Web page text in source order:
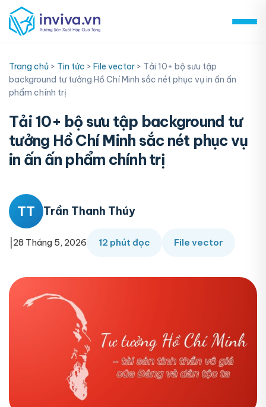
Skip
to
content
Trang chủ > Tin tức > File vector > Tải 10+ bộ sưu tập
background tư tưởng Hồ Chí Minh sắc nét phục vụ in ấn ấn
phẩm chính trị
Tải 10+ bộ sưu tập background tư
tưởng Hồ Chí Minh sắc nét phục vụ
in ấn ấn phẩm chính trị
TT Trần Thanh Thúy
28 Tháng 5, 2026 12 phút đọc File vector